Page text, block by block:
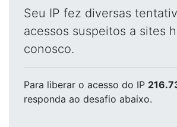
Seu IP fez diversas
acessos suspeitos a sites
conosco.
Para liberar o acesso do IP
responda ao desafio abaixo.